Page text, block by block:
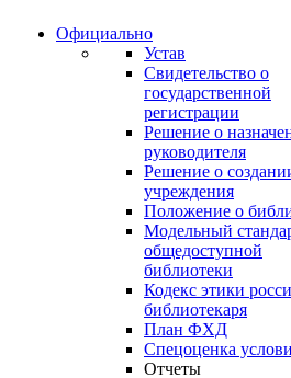
Официально
Устав
Свидетельство о
государственной
регистрации
Решение о
руководителя
Решение о
учреждения
Положение о
Модельный
общедоступной
библиотеки
Кодекс этики
библиотекаря
План ФХД
Спецоценка
Отчеты